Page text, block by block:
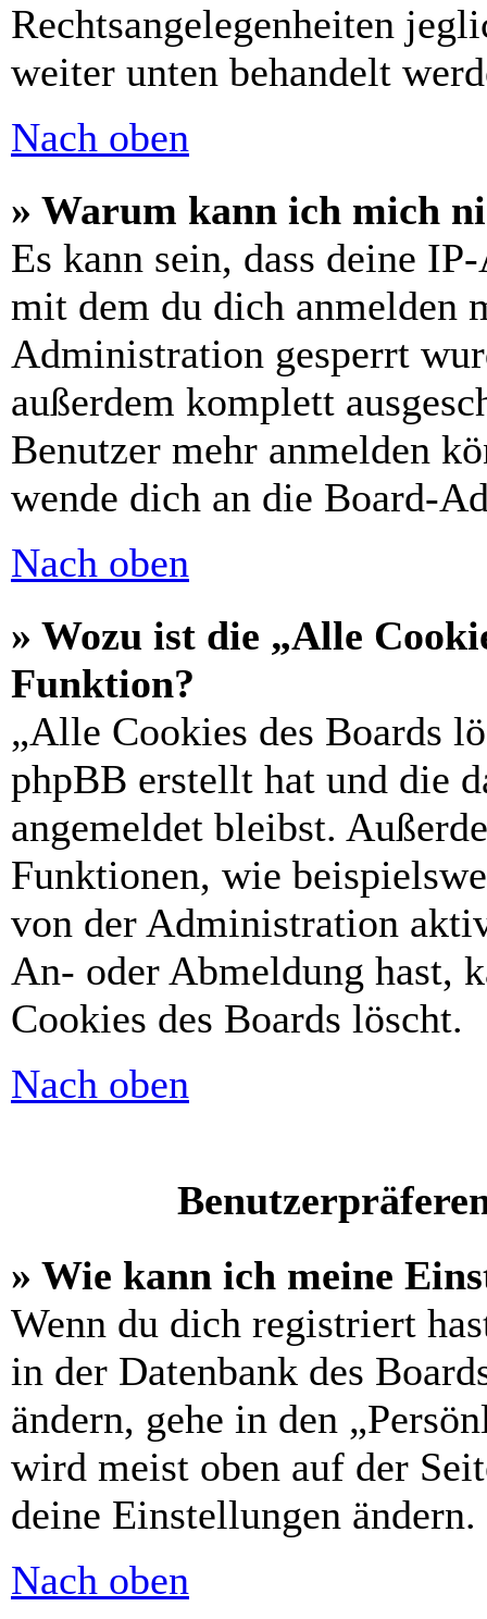
Rechtsangelegenheiten
weiter unten behandelt
Nach oben
» Warum kann ich mich
Es kann sein, dass deine
mit dem du dich anmelden
Administration gesperrt
außerdem komplett
Benutzer mehr anmelden
wende dich an die Board-
Nach oben
» Wozu ist die „Alle
Funktion?
„Alle Cookies des Boards
phpBB erstellt hat und die
angemeldet bleibst.
Funktionen, wie
von der Administration
An- oder Abmeldung hast,
Cookies des Boards löscht.
Nach oben
» Wie kann ich meine
Wenn du dich registriert
in der Datenbank des
ändern, gehe in den
wird meist oben auf der
deine Einstellungen ändern.
Nach oben